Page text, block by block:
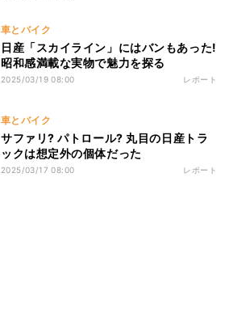
車とバイク
日産「スカイライン」にはバンもあった!
昭和感満載な実物で魅力を探る
2025/03/19 08:00 レポート
車とバイク
サファリ? パトロール? 丸目の日産トラ
ックは想定外の個体だった
2025/03/17 08:00 レポート